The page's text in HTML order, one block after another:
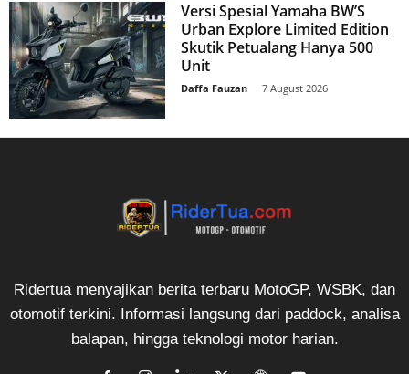
Versi Spesial Yamaha BW’S
Urban Explore Limited Edition
Skutik Petualang Hanya 500
Unit
Daffa Fauzan 7 August 2026
Ridertua menyajikan berita terbaru MotoGP, WSBK, dan
otomotif terkini. Informasi langsung dari paddock, analisa
balapan, hingga teknologi motor harian.